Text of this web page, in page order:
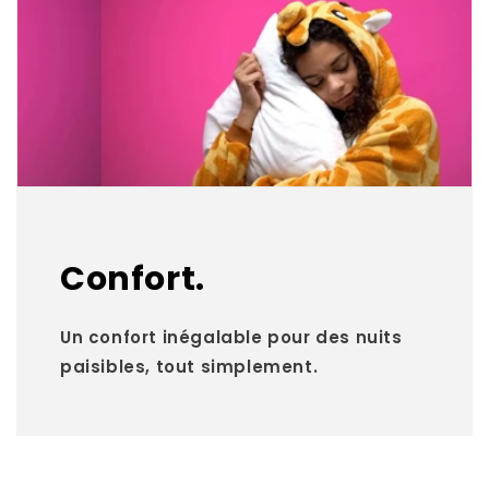
Confort.
Un confort inégalable pour des nuits
paisibles, tout simplement.